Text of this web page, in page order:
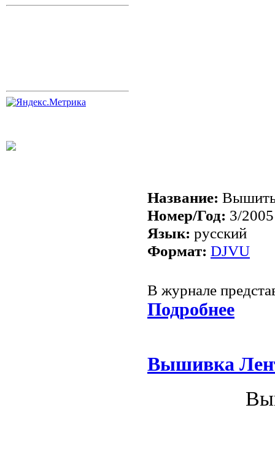
Название:
Номер/Год: 3/2005
Язык: русский
Формат: DJVU
В журнале
Подробнее
Вышивка